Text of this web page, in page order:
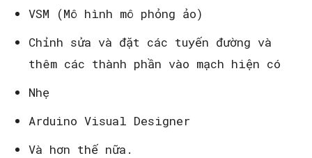
VSM (Mô hình mô phỏng ảo)
Chỉnh sửa và đặt các tuyến đường và
thêm các thành phần vào mạch hiện có
Nhẹ
Arduino Visual Designer
Và hơn thế nữa.